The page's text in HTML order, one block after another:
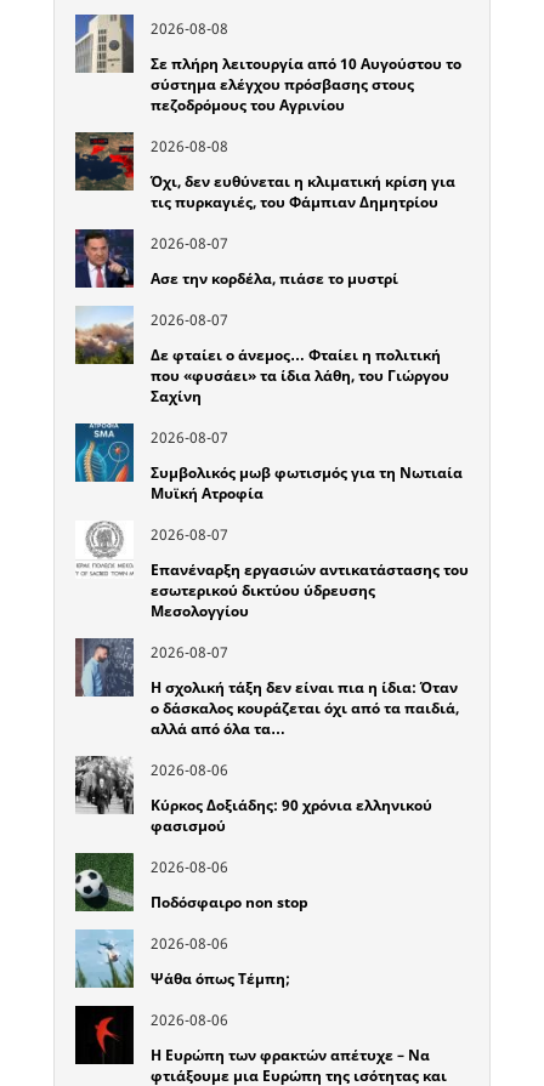
2026-08-08
Σε πλήρη λειτουργία από 10 Αυγούστου το
σύστημα ελέγχου πρόσβασης στους
πεζοδρόμους του Αγρινίου
2026-08-08
Όχι, δεν ευθύνεται η κλιματική κρίση για
τις πυρκαγιές, του Φάμπιαν Δημητρίου
2026-08-07
Ασε την κορδέλα, πιάσε το μυστρί
2026-08-07
Δε φταίει ο άνεμος… Φταίει η πολιτική
που «φυσάει» τα ίδια λάθη, του Γιώργου
Σαχίνη
2026-08-07
Συμβολικός μωβ φωτισμός για τη Νωτιαία
Μυϊκή Ατροφία
2026-08-07
Επανέναρξη εργασιών αντικατάστασης του
εσωτερικού δικτύου ύδρευσης
Μεσολογγίου
2026-08-07
Η σχολική τάξη δεν είναι πια η ίδια: Όταν
ο δάσκαλος κουράζεται όχι από τα παιδιά,
αλλά από όλα τα…
2026-08-06
Κύρκος Δοξιάδης: 90 χρόνια ελληνικού
φασισμού
2026-08-06
Ποδόσφαιρο non stop
2026-08-06
Ψάθα όπως Τέμπη;
2026-08-06
Η Ευρώπη των φρακτών απέτυχε – Να
φτιάξουμε μια Ευρώπη της ισότητας και